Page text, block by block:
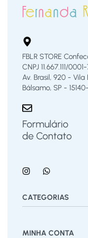
FBLR STORE
CNPJ 11.667.111/
Av. Brasil, 920 -
Bálsamo, SP -
Formulário
de Contato
CATEGORIAS
MINHA CONTA